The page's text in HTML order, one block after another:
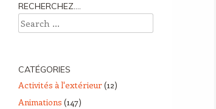
RECHERCHEZ….
Search
CATÉGORIES
Activités à l'extérieur(12)
Animations (147)